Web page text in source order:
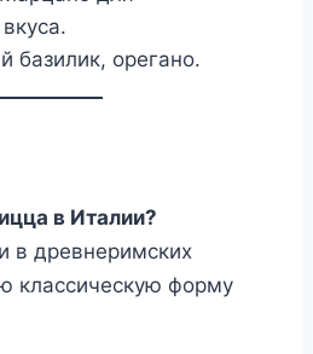
базилик, орегано.
в Италии?
в древнеримских
классическую форму